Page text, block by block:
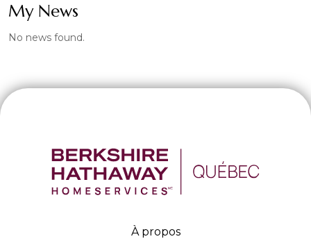
My News
No news found.
À propos